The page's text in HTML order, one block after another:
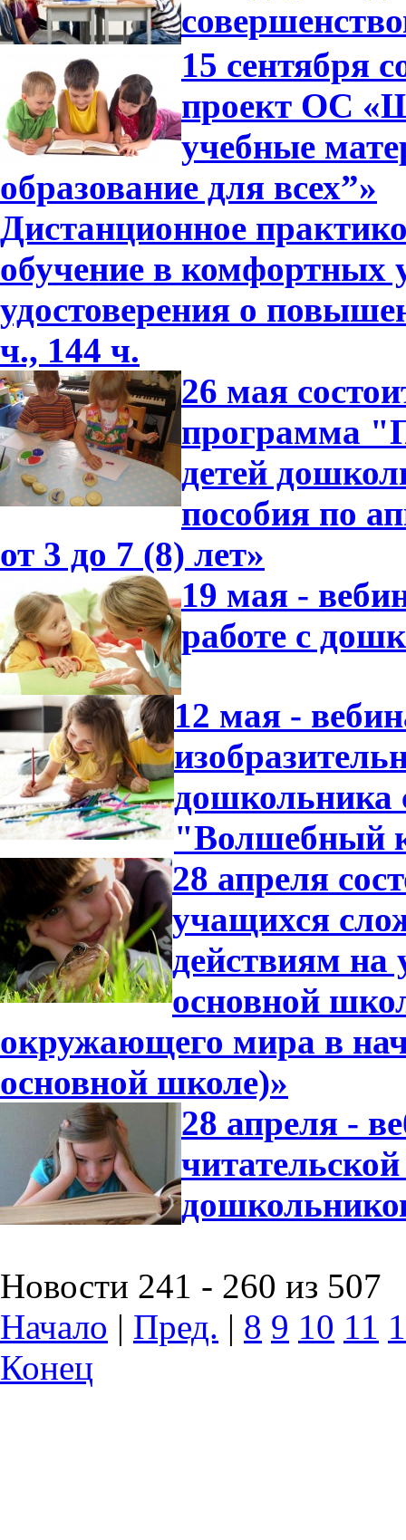
15 сентября
проект ОС
учебные
образование для всех”»
Дистанционное
обучение в комфортных
удостоверения о
ч., 144 ч.
26 мая
программа
детей
пособия по
от 3 до 7 (8) лет»
19 мая -
работе с
12 мая -
дошкольника
"Волшебный
28 апреля
учащихся
действиям на
основной
окружающего мира в
основной школе)»
28 апреля -
Новости 241 - 260 из 507
Начало | Пред. | 8 9 10 11
Конец